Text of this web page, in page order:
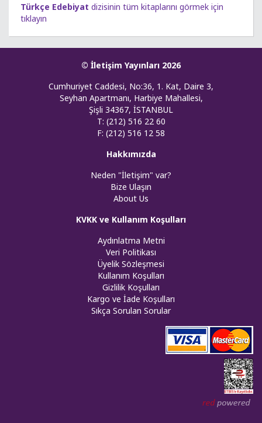
Türkçe Edebiyat dizisinin tüm kitaplarını görmek için
tıklayın
© İletişim Yayınları 2026
Cumhuriyet Caddesi, No:36, 1. Kat, Daire 3,
Seyhan Apartmanı, Harbiye Mahallesi,
Şişli 34367, İSTANBUL
T: (212) 516 22 60
F: (212) 516 12 58
Hakkımızda
Neden "İletişim" var?
Bize Ulaşın
About Us
KVKK ve Kullanım Koşulları
Aydınlatma Metni
Veri Politikası
Üyelik Sözleşmesi
Kullanım Koşulları
Gizlilik Koşulları
Kargo ve İade Koşulları
Sıkça Sorulan Sorular
Web